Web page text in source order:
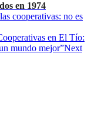
en 1974
cooperativas: no es
en El Tío:
mundo mejor”Next